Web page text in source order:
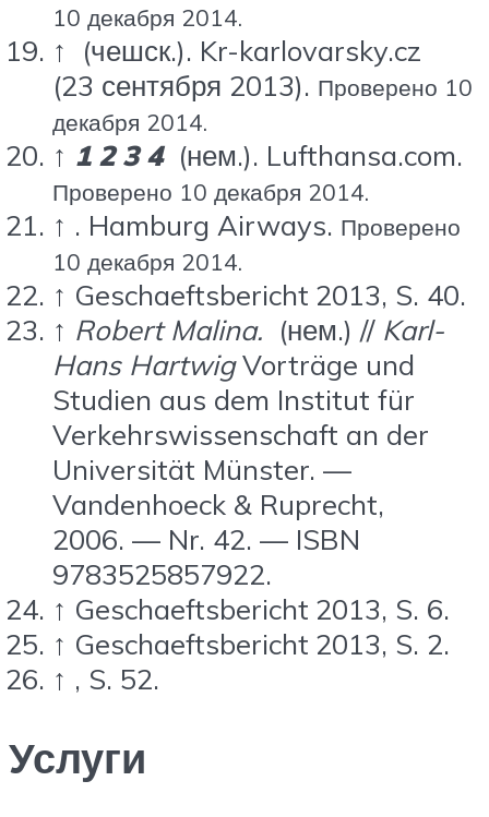
10 декабря 2014.
↑ (чешск.). Kr-karlovarsky.cz
(23 сентября 2013). Проверено 10
декабря 2014.
↑ 1 2 3 4 (нем.). Lufthansa.com.
Проверено 10 декабря 2014.
↑ . Hamburg Airways. Проверено
10 декабря 2014.
↑ Geschaeftsbericht 2013, S. 40.
↑ Robert Malina. (нем.) // Karl-
Hans HartwigVorträge und
Studien aus dem Institut für
Verkehrswissenschaft an der
Universität Münster. —
Vandenhoeck & Ruprecht,
2006. — Nr. 42. — ISBN
9783525857922.
↑ Geschaeftsbericht 2013, S. 6.
↑ Geschaeftsbericht 2013, S. 2.
↑ , S. 52.
Услуги